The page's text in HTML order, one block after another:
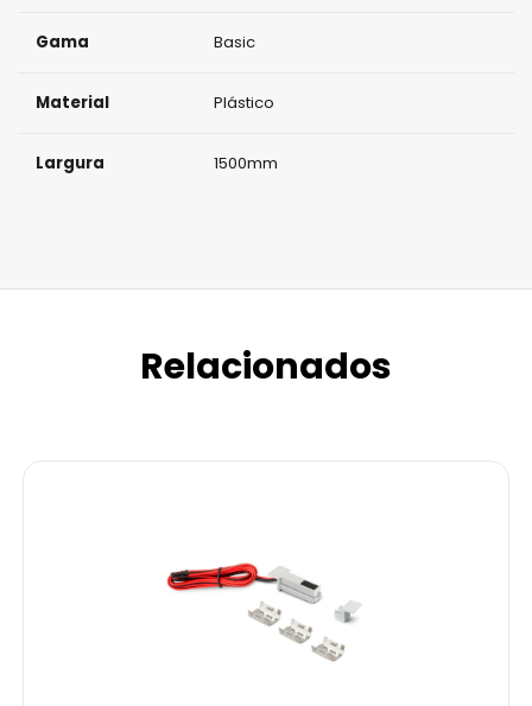
Gama Basic
Material Plástico
Largura 1500mm
Relacionados